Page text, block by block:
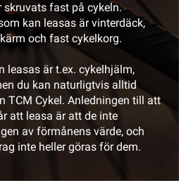
fast på cykeln.
kan leasas är vinterdäck,
och fast cykelkorg.
leasas är t.ex. cykelhjälm,
du kan naturligtvis alltid
TCM Cykel. Anledningen till att
att leasa är att de inte
av förmånens värde, och
inte heller göras för dem.